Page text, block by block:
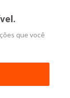
que você